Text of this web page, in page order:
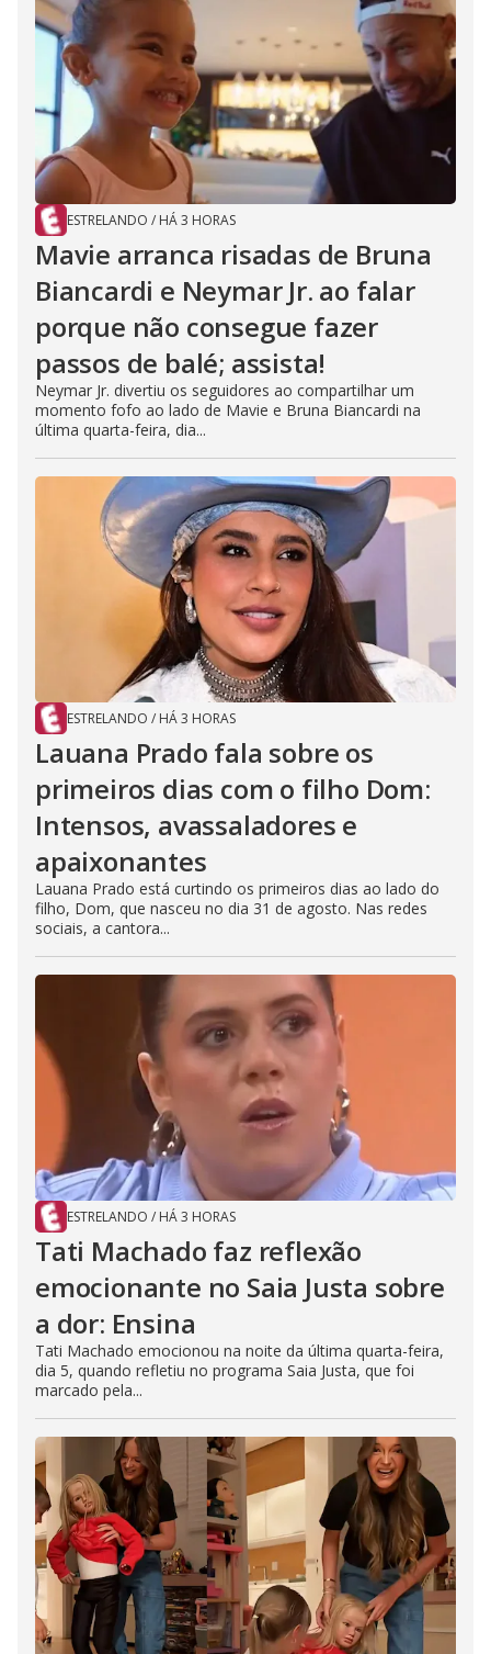
ESTRELANDO / HÁ 3 HORAS
Mavie arranca risadas de Bruna
Biancardi e Neymar Jr. ao falar
porque não consegue fazer
passos de balé; assista!
Neymar Jr. divertiu os seguidores ao compartilhar um
momento fofo ao lado de Mavie e Bruna Biancardi na
última quarta-feira, dia...
ESTRELANDO / HÁ 3 HORAS
Lauana Prado fala sobre os
primeiros dias com o filho Dom:
Intensos, avassaladores e
apaixonantes
Lauana Prado está curtindo os primeiros dias ao lado do
filho, Dom, que nasceu no dia 31 de agosto. Nas redes
sociais, a cantora...
ESTRELANDO / HÁ 3 HORAS
Tati Machado faz reflexão
emocionante no Saia Justa sobre
a dor: Ensina
Tati Machado emocionou na noite da última quarta-feira,
dia 5, quando refletiu no programa Saia Justa, que foi
marcado pela...